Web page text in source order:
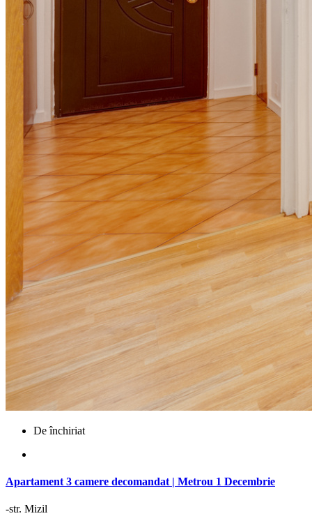
De închiriat
Apartament 3 camere decomandat | Metrou 1 Decembrie
-str. Mizil